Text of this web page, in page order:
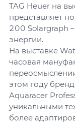
TAG Heuer на
представляет
200 Solargraph
энергии.
На выставке
часовая
этом году
Aquaracer
уникальными
более